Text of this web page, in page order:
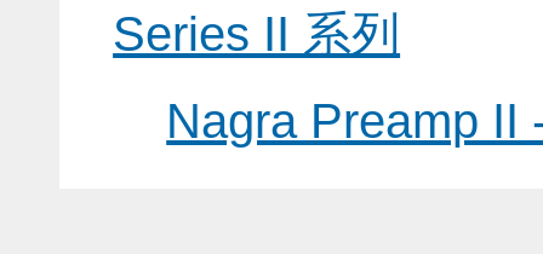
Series II 系列
Nagra Preamp II